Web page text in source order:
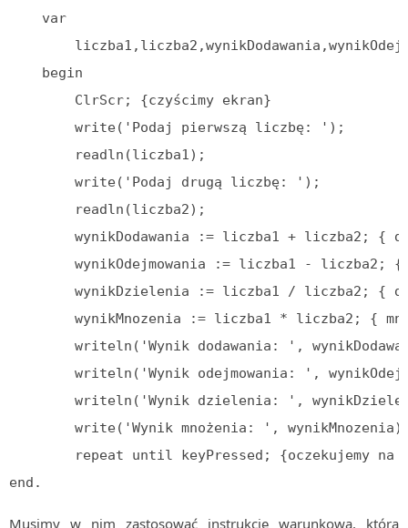
    var
    begin
        ClrScr; {czyścimy ekran}
        write('Podaj pierwszą liczbę: ');
        readln(liczba1);
        write('Podaj drugą liczbę: ');
        readln(liczba2);
wynikDodawania := liczba1 + liczba2; {
wynikOdejmowania := liczba1 - liczba2; {
wynikDzielenia := liczba1 / liczba2; {
wynikMnozenia := liczba1 * liczba2; {
writeln('Wynik dodawania: ',
writeln('Wynik odejmowania: ',
writeln('Wynik dzielenia: ',
write('Wynik mnożenia: ',
repeat until keyPressed; {oczekujemy na
end.
Musimy w nim zastosować instrukcję warunkową, która